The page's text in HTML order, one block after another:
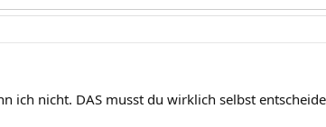
ich nicht. DAS musst du wirklich selbst